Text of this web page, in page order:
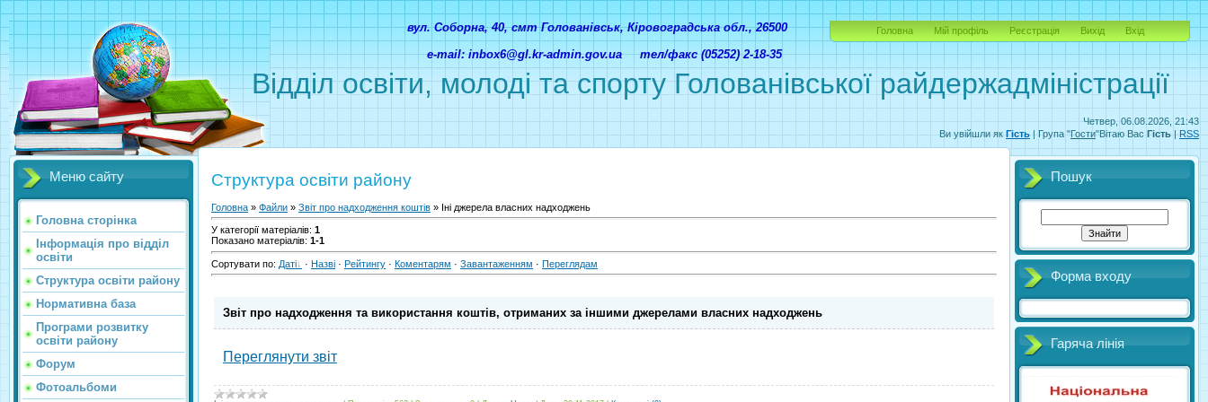
Четвер, 06.08.2026, 21:43
Ви увійшли як Гість | Група "Гости"Вітаю Вас Гість | RSS
Відділ освіти, молоді та спорту Голованівської райдержадміністрації
вул. Соборна, 40, смт Голованівськ, Кіровоградська обл., 26500
e-mail: inbox6@gl.kr-admin.gov.ua тел/факс (05252) 2-18-35
Головна Мій профіль Реєстрація Вихід Вхід
Меню сайту
Головна сторінка
Інформація про відділ
освіти
Структура освіти району
Нормативна база
Програми розвитку
освіти району
Форум
Фотоальбоми
Структура освіти району
Головна » Файли » Звіт про надходження коштів » Іні джерела власних надходжень
У категорії матеріалів: 1
Показано матеріалів: 1-1
Сортувати по: Даті · Назві · Рейтингу · Коментарям · Завантаженням · Переглядам
Звіт про надходження та використання коштів, отриманих за іншими джерелами власних надходжень
Переглянути звіт
Пошук
Форма входу
Гаряча лінія